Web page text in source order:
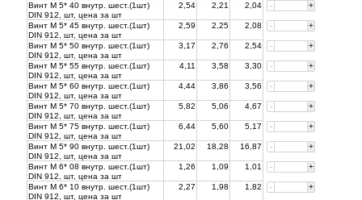
Винт М 5* 40 внутр. шест.(1шт)
DIN 912, шт, цена за шт
2,54 2,21 2,04 - +
Винт М 5* 45 внутр. шест.(1шт)
DIN 912, шт, цена за шт
2,59 2,25 2,08 - +
Винт М 5* 50 внутр. шест.(1шт)
DIN 912, шт, цена за шт
3,17 2,76 2,54 - +
Винт М 5* 55 внутр. шест.(1шт)
DIN 912, шт, цена за шт
4,11 3,58 3,30 - +
Винт М 5* 60 внутр. шест.(1шт)
DIN 912, шт, цена за шт
4,44 3,86 3,56 - +
Винт М 5* 70 внутр. шест.(1шт)
DIN 912, шт, цена за шт
5,82 5,06 4,67 - +
Винт М 5* 75 внутр. шест.(1шт)
DIN 912, шт, цена за шт
6,44 5,60 5,17 - +
Винт М 5* 90 внутр. шест.(1шт)
DIN 912, шт, цена за шт
21,02 18,28 16,87 - +
Винт М 6* 08 внутр. шест.(1шт)
DIN 912, шт, цена за шт
1,26 1,09 1,01 - +
Винт М 6* 10 внутр. шест.(1шт)
DIN 912, шт, цена за шт
2,27 1,98 1,82 - +